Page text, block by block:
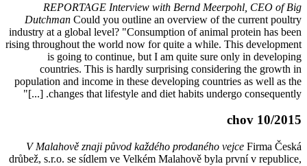
industry at
rising
is
V
drůbež,